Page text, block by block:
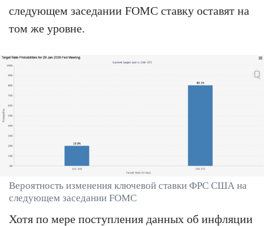
следующем заседании FOMC ставку оставят на
том же уровне.
Вероятность изменения ключевой ставки ФРС США на
следующем заседании FOMC
Хотя по мере поступления данных об инфляции